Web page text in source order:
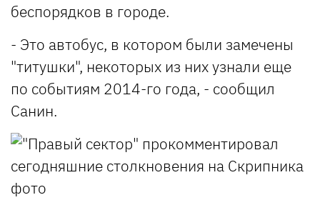
беспорядков в городе.
- Это автобус, в котором были замечены
"титушки", некоторых из них узнали еще
по событиям 2014-го года, - сообщил
Санин.